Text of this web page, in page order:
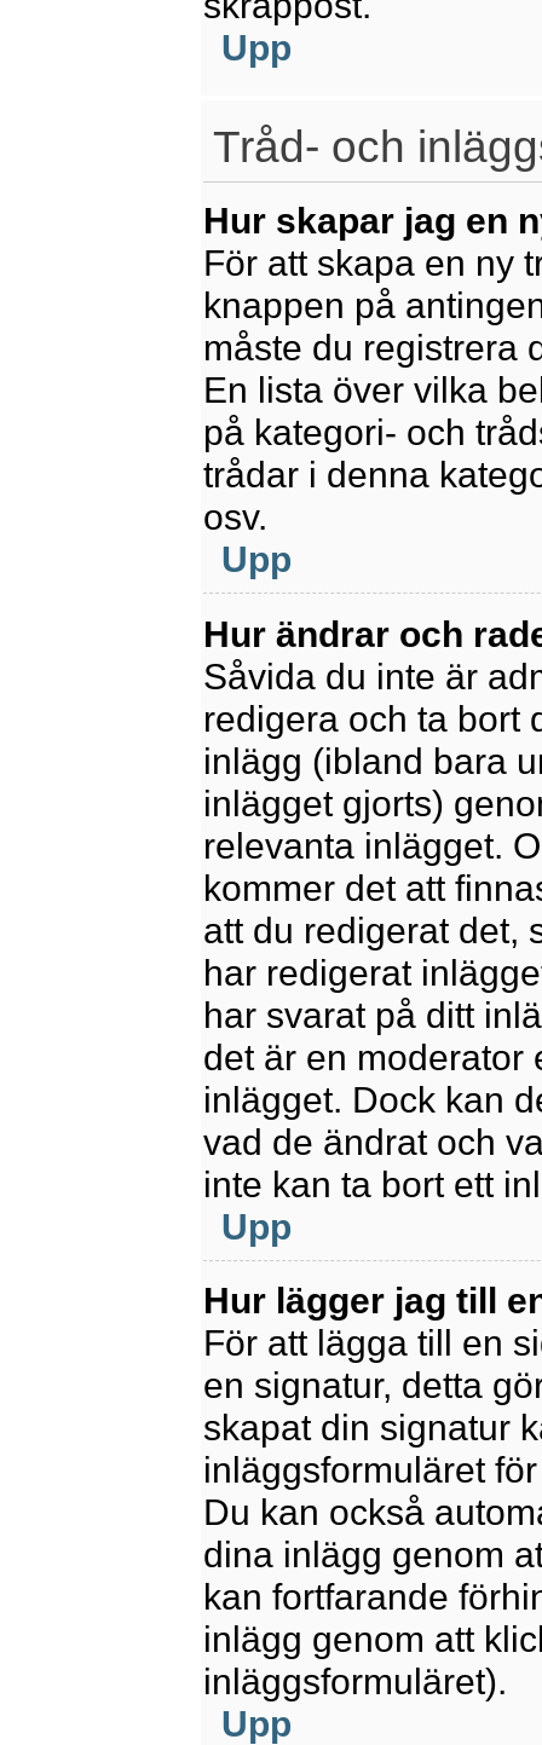
Upp
Tråd- och
Hur skapar jag en
För att skapa en ny
knappen på
måste du registrera
En lista över vilka
på kategori- och
trådar i denna
osv.
Upp
Hur ändrar och
Såvida du inte är
redigera och ta bort
inlägg (ibland bara
inlägget gjorts)
relevanta inlägget.
kommer det att
att du redigerat det,
har redigerat
har svarat på ditt
det är en moderator
inlägget. Dock kan
vad de ändrat och
inte kan ta bort ett
Upp
Hur lägger jag till
För att lägga till en
en signatur, detta
skapat din signatur
inläggsformuläret
Du kan också
dina inlägg genom
kan fortfarande
inlägg genom att
inläggsformuläret).
Upp